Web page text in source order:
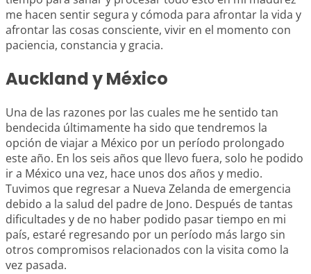
me hacen sentir segura y cómoda para afrontar la vida y
afrontar las cosas consciente, vivir en el momento con
paciencia, constancia y gracia.
Auckland y México
Una de las razones por las cuales me he sentido tan
bendecida últimamente ha sido que tendremos la
opción de viajar a México por un período prolongado
este año. En los seis años que llevo fuera, solo he podido
ir a México una vez, hace unos dos años y medio.
Tuvimos que regresar a Nueva Zelanda de emergencia
debido a la salud del padre de Jono. Después de tantas
dificultades y de no haber podido pasar tiempo en mi
país, estaré regresando por un período más largo sin
otros compromisos relacionados con la visita como la
vez pasada.